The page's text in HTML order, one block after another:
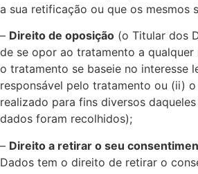
a sua retificação ou que os mesmos
– Direito de oposição (o Titular dos
de se opor ao tratamento a
o tratamento se baseie no interesse
responsável pelo tratamento ou (ii)
realizado para fins diversos
dados foram recolhidos);
– Direito a retirar o seu
Dados tem o direito de retirar o